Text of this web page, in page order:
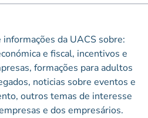
informações da UACS sobre:
e fiscal, incentivos e
formações para adultos
noticias sobre eventos e
outros temas de interesse
e dos empresários.